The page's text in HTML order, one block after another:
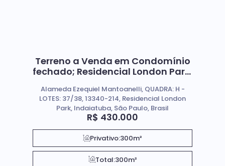
Terreno a Venda em Condomínio
fechado; Residencial London Park,
R$ 430.000
Alameda Ezequiel Mantoanelli, QUADRA: H -
LOTES: 37/38, 13340-214, Residencial London
Park, Indaiatuba, São Paulo, Brasil
Privativo:300m²
Total:300m²